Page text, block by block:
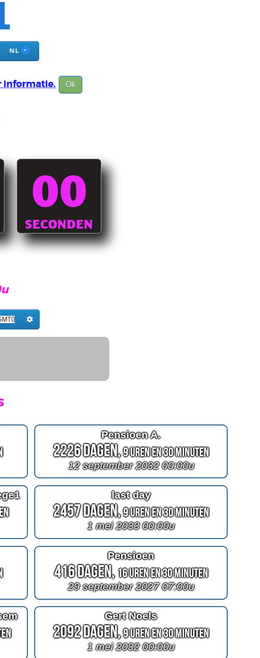
NL
informatie. Ok
00
SECONDEN
Pensioen A.
2226 Dagen,9 Uren en 30 Minuten
12 september 2032 00:00u
last day
2457 Dagen,9 Uren en 30 Minuten
1 mei 2033 00:00u
Pensioen
416 Dagen,16 Uren en 30 Minuten
29 september 2027 07:00u
Gert Noels
2092 Dagen,9 Uren en 30 Minuten
1 mei 2032 00:00u